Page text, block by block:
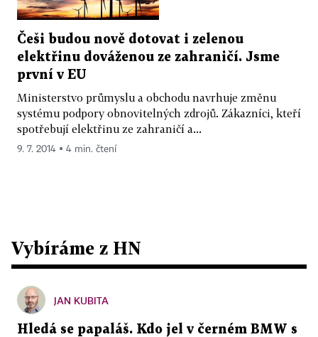
Češi budou nově dotovat i zelenou
elektřinu dováženou ze zahraničí. Jsme
první v EU
Ministerstvo průmyslu a obchodu navrhuje změnu
systému podpory obnovitelných zdrojů. Zákazníci, kteří
spotřebují elektřinu ze zahraničí a...
9. 7. 2014 ▪ 4 min. čtení
Vybíráme z HN
JAN KUBITA
Hledá se papaláš. Kdo jel v černém BMW s